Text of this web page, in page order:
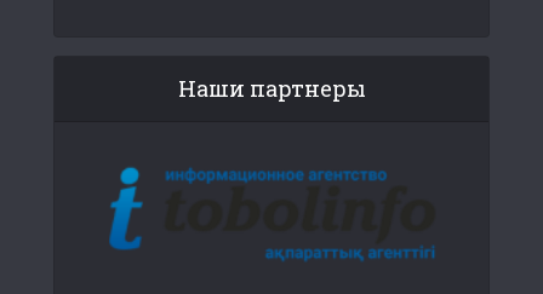
Наши партнеры